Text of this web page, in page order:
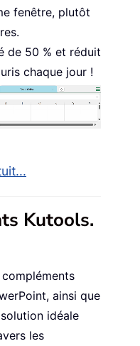
fenêtre, plutôt
de 50 % et réduit
chaque jour !
Kutools.
ainsi que
idéale
les